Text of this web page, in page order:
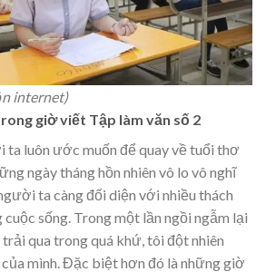
internet)
giờ viết Tập làm văn số 2
ta luôn ước muốn để quay về tuổi thơ
ngày tháng hồn nhiên vô lo vô nghĩ
ta càng đối diện với nhiều thách
sống. Trong một lần ngồi ngẫm lại
qua trong quá khứ, tôi đột nhiên
mình. Đặc biệt hơn đó là những giờ